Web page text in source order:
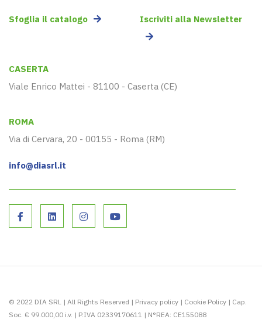
Sfoglia il catalogo Iscriviti alla Newsletter
CASERTA
Viale Enrico Mattei - 81100 - Caserta (CE)
ROMA
Via di Cervara, 20 - 00155 - Roma (RM)
info@diasrl.it
© 2022 DIA SRL | All Rights Reserved | Privacy policy | Cookie Policy | Cap.
Soc. € 99.000,00 i.v. | P.IVA 02339170611 | N°REA: CE155088